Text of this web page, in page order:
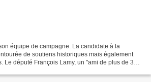
équipe de campagne. La candidate à la
de soutiens historiques mais également
Le député François Lamy, un "ami de plus de 30